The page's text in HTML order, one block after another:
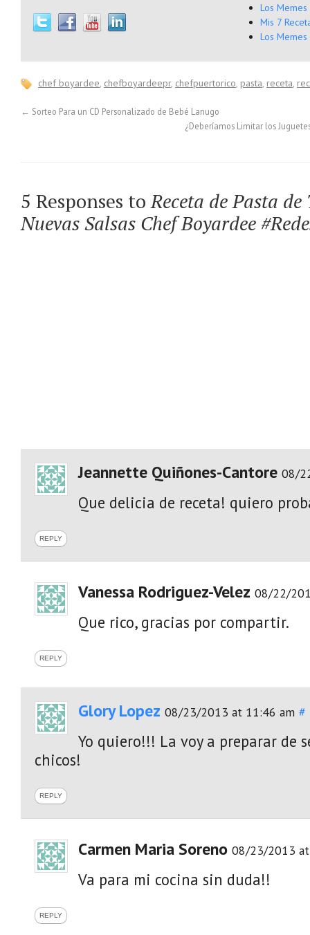
Los
Mis 7
Los
chef boyardee, chefboyardeepr, chefpuertorico, pasta, receta,
← Sorteo Para un CD Personalizado de Bebé Lanugo
¿Deberíamos Limitar los
5 Responses toReceta de Pasta
Nuevas Salsas Chef Boyardee
Jeannette Quiñones-Cantore 08/
Que delicia de receta! quiero
REPLY
Vanessa Rodriguez-Velez 08/22/
Que rico, gracias por compartir.
REPLY
Glory Lopez 08/23/2013 at 11:46 am #
Yo quiero!!! La voy a preparar de
chicos!
REPLY
Carmen Maria Soreno 08/23/2013
Va para mi cocina sin duda!!
REPLY